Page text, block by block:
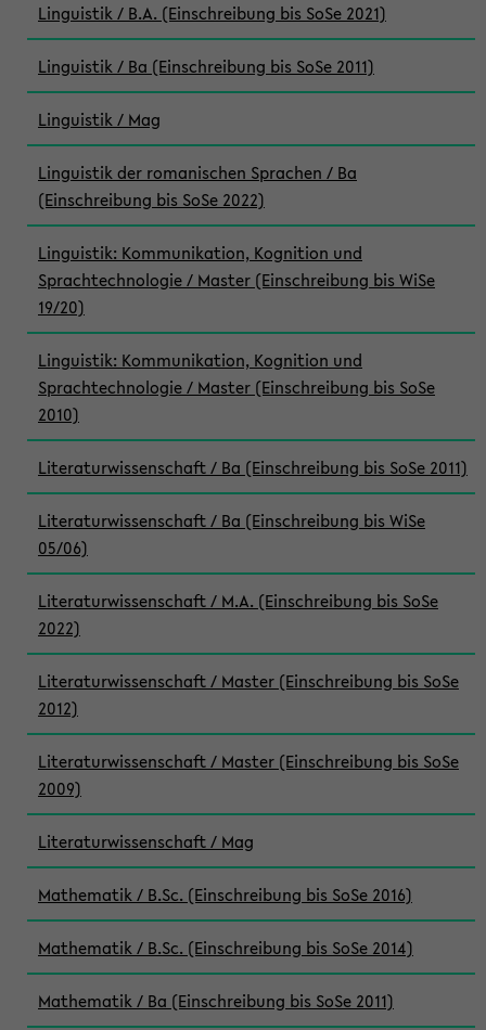
Linguistik / B.A. (Einschreibung bis SoSe 2021)
Linguistik / Ba (Einschreibung bis SoSe 2011)
Linguistik / Mag
Linguistik der romanischen Sprachen / Ba
(Einschreibung bis SoSe 2022)
Linguistik: Kommunikation, Kognition und
Sprachtechnologie / Master (Einschreibung bis WiSe
19/20)
Linguistik: Kommunikation, Kognition und
Sprachtechnologie / Master (Einschreibung bis SoSe
2010)
Literaturwissenschaft / Ba (Einschreibung bis SoSe 2011)
Literaturwissenschaft / Ba (Einschreibung bis WiSe
05/06)
Literaturwissenschaft / M.A. (Einschreibung bis SoSe
2022)
Literaturwissenschaft / Master (Einschreibung bis SoSe
2012)
Literaturwissenschaft / Master (Einschreibung bis SoSe
2009)
Literaturwissenschaft / Mag
Mathematik / B.Sc. (Einschreibung bis SoSe 2016)
Mathematik / B.Sc. (Einschreibung bis SoSe 2014)
Mathematik / Ba (Einschreibung bis SoSe 2011)